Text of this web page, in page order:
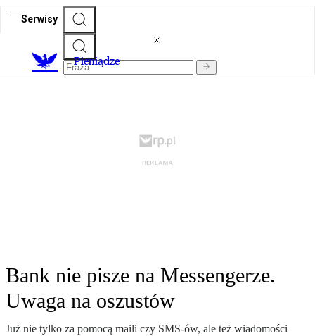
Serwisy
Pieniądze
Bank nie pisze na Messengerze.
Uwaga na oszustów
Już nie tylko za pomocą maili czy SMS-ów, ale też wiadomości